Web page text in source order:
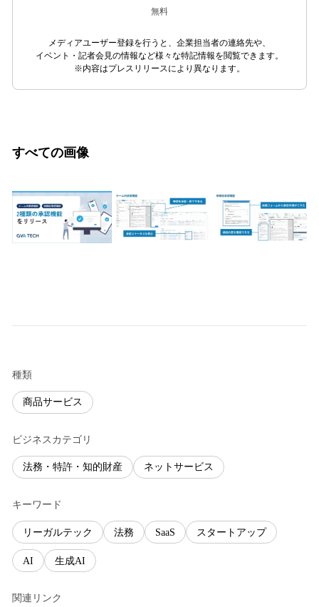
無料
メディアユーザー登録を行うと、企業担当者の連絡先や、
イベント・記者会見の情報など様々な特記情報を閲覧できます。
※内容はプレスリリースにより異なります。
すべての画像
種類
商品サービス
ビジネスカテゴリ
法務・特許・知的財産 ネットサービス
キーワード
リーガルテック 法務 SaaS スタートアップ
AI 生成AI
関連リンク